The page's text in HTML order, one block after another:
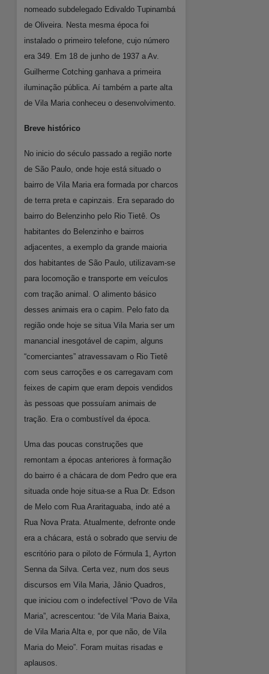
nomeado subdelegado Edivaldo Tupinambá
de Oliveira. Nesta mesma época foi
instalado o primeiro telefone, cujo número
era 349. Em 18 de junho de 1937 a Av.
Guilherme Cotching ganhava a primeira
iluminação pública. Aí também a parte alta
de Vila Maria conheceu o desenvolvimento.
Breve histórico
No inicio do século passado a região norte
de São Paulo, onde hoje está situado o
bairro de Vila Maria era formada por charcos
de terra preta e capinzais. Era separado do
bairro do Belenzinho pelo Rio Tietê. Os
habitantes do Belenzinho e bairros
adjacentes, a exemplo da grande maioria
dos habitantes de São Paulo, utilizavam-se
para locomoção e transporte em veículos
com tração animal. O alimento básico
desses animais era o capim. Pelo fato da
região onde hoje se situa Vila Maria ser um
manancial inesgotável de capim, alguns
“comerciantes” atravessavam o Rio Tietê
com seus carroções e os carregavam com
feixes de capim que eram depois vendidos
às pessoas que possuíam animais de
tração. Era o combustível da época.
Uma das poucas construções que
remontam a épocas anteriores à formação
do bairro é a chácara de dom Pedro que era
situada onde hoje situa-se a Rua Dr. Edson
de Melo com Rua Araritaguaba, indo até a
Rua Nova Prata. Atualmente, defronte onde
era a chácara, está o sobrado que serviu de
escritório para o piloto de Fórmula 1, Ayrton
Senna da Silva. Certa vez, num dos seus
discursos em Vila Maria, Jânio Quadros,
que iniciou com o indefectível “Povo de Vila
Maria”, acrescentou: “de Vila Maria Baixa,
de Vila Maria Alta e, por que não, de Vila
Maria do Meio”. Foram muitas risadas e
aplausos.